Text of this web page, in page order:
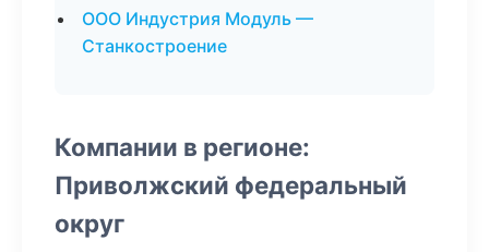
ООО Индустрия Модуль —
Станкостроение
Компании в регионе:
Приволжский федеральный
округ